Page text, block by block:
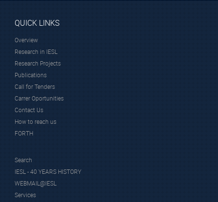
QUICK LINKS
Overview
Research in IESL
Research Projects
Publications
Call for Tenders
Carrer Oportunities
Contact Us
How to reach us
FORTH
Search
IESL - 40 YEARS HISTORY
WEBMAIL@IESL
Services